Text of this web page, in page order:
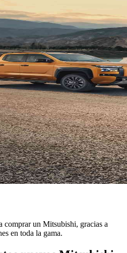
comprar un Mitsubishi, gracias a
en toda la gama.